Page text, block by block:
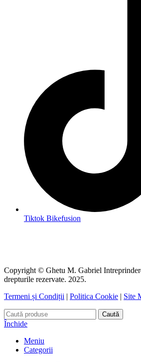
Tiktok Bikefusion
Copyright © Ghetu M. Gabriel
drepturile rezervate. 2025.
Termeni și Condiții | Politica Cookie | Site
Caută
Închide
Meniu
Categorii